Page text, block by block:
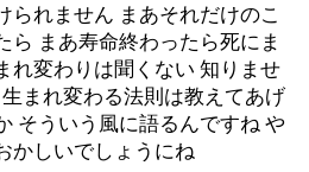
られません まあそれだけのこ
ら まあ寿命終わったら死にま
れ変わりは聞くない 知りませ
まれ変わる法則は教えてあげ
そういう風に語るんですね や
かしいでしょうにね